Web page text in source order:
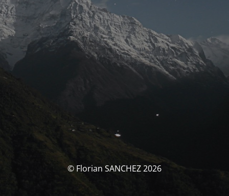
© Florian SANCHEZ 2026